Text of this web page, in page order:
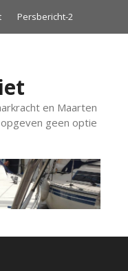
Persbericht-2
en Maarten
geen optie